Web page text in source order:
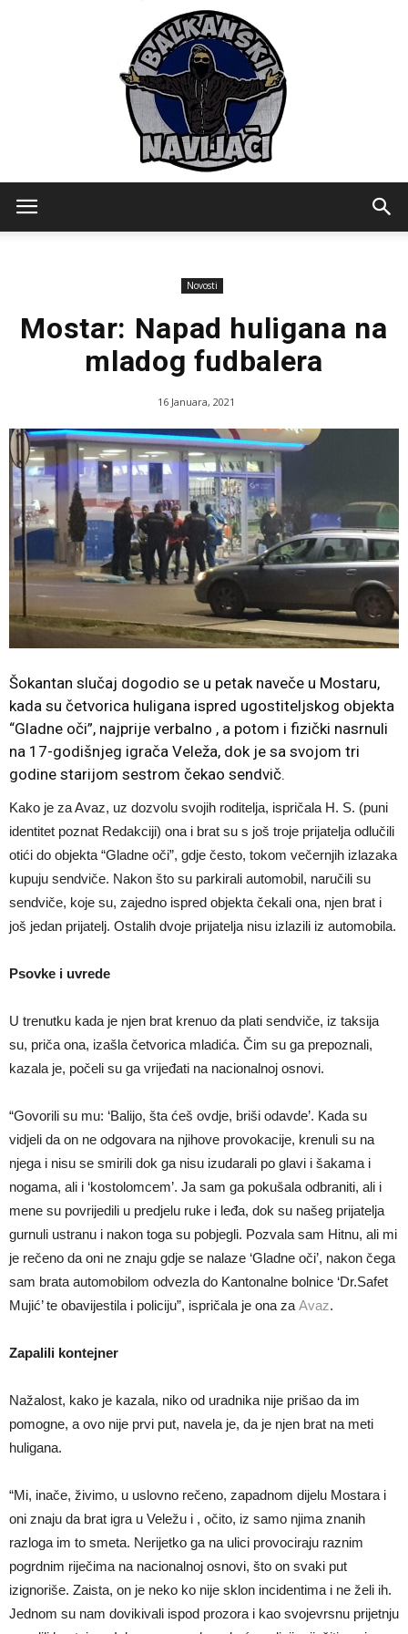
Novosti
Mostar: Napad huligana na
mladog fudbalera
16 Januara, 2021
Šokantan slučaj dogodio se u petak naveče u Mostaru,
kada su četvorica huligana ispred ugostiteljskog objekta
“Gladne oči”, najprije verbalno , a potom i fizički nasrnuli
na 17-godišnjeg igrača Veleža, dok je sa svojom tri
godine starijom sestrom čekao sendvič.
Kako je za Avaz, uz dozvolu svojih roditelja, ispričala H. S. (puni
identitet poznat Redakciji) ona i brat su s još troje prijatelja odlučili
otići do objekta “Gladne oči”, gdje često, tokom večernjih izlazaka
kupuju sendviče. Nakon što su parkirali automobil, naručili su
sendviče, koje su, zajedno ispred objekta čekali ona, njen brat i
još jedan prijatelj. Ostalih dvoje prijatelja nisu izlazili iz automobila.
Psovke i uvrede
U trenutku kada je njen brat krenuo da plati sendviče, iz taksija
su, priča ona, izašla četvorica mladića. Čim su ga prepoznali,
kazala je, počeli su ga vrijeđati na nacionalnoj osnovi.
“Govorili su mu: ‘Balijo, šta ćeš ovdje, briši odavde’. Kada su
vidjeli da on ne odgovara na njihove provokacije, krenuli su na
njega i nisu se smirili dok ga nisu izudarali po glavi i šakama i
nogama, ali i ‘kostolomcem’. Ja sam ga pokušala odbraniti, ali i
mene su povrijedili u predjelu ruke i leđa, dok su našeg prijatelja
gurnuli ustranu i nakon toga su pobjegli. Pozvala sam Hitnu, ali mi
je rečeno da oni ne znaju gdje se nalaze ‘Gladne oči’, nakon čega
sam brata automobilom odvezla do Kantonalne bolnice ‘Dr.Safet
Mujić’ te obavijestila i policiju”, ispričala je ona za Avaz.
Zapalili kontejner
Nažalost, kako je kazala, niko od uradnika nije prišao da im
pomogne, a ovo nije prvi put, navela je, da je njen brat na meti
huligana.
“Mi, inače, živimo, u uslovno rečeno, zapadnom dijelu Mostara i
oni znaju da brat igra u Veležu i , očito, iz samo njima znanih
razloga im to smeta. Nerijetko ga na ulici provociraju raznim
pogrdnim riječima na nacionalnoj osnovi, što on svaki put
izignoriše. Zaista, on je neko ko nije sklon incidentima i ne želi ih.
Jednom su nam dovikivali ispod prozora i kao svojevrsnu prijetnju